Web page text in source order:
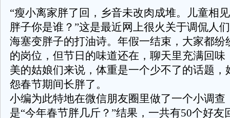
“瘦小离家胖了回，乡音未改肉成堆。儿童相
胖子你是谁？”这是最近网上很火关于调侃人
海塞变胖子的打油诗。年假一结束，大家都纷
的岗位，但节日的味道还在，聊天里充满回味
美的姑娘们来说，体重是一个少不了的话题，
怨春节期间长胖了。
小编为此特地在微信朋友圈里做了一个小调查
是“今年春节胖几斤？”结果，一共有50个好友